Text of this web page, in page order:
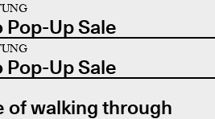
Up Sale
Up Sale
of walking through